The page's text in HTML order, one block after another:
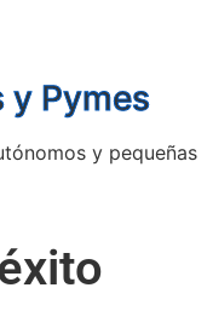
y Pymes
y pequeñas